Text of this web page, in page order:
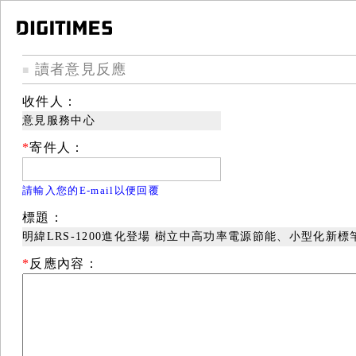
■ 讀者意見反應
收件人：
意見服務中心
*寄件人：
請輸入您的E-mail以便回覆
標題：
明緯LRS-1200進化登場 樹立中高功率電源節能、小型化新標
* 反應內容：